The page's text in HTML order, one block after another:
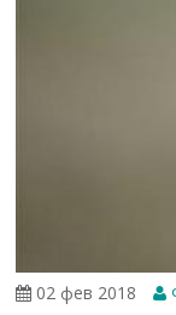
02 фев 2018